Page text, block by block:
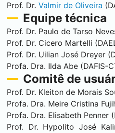
Prof. Dr. Valmir de Oliveira
Equipe técnica
Prof. Dr. Paulo de Tarso
Prof. Dr. Cicero Martelli
Prof. Dr. Uilian José Dreyer
Profa. Dra. Ilda Abe (DAFIS-
Comitê de
Prof. Dr. Kleiton de Morais
Profa. Dra. Meire Cristina
Profa. Dra. Elisabeth Penner
Prof. Dr. Hypolito José